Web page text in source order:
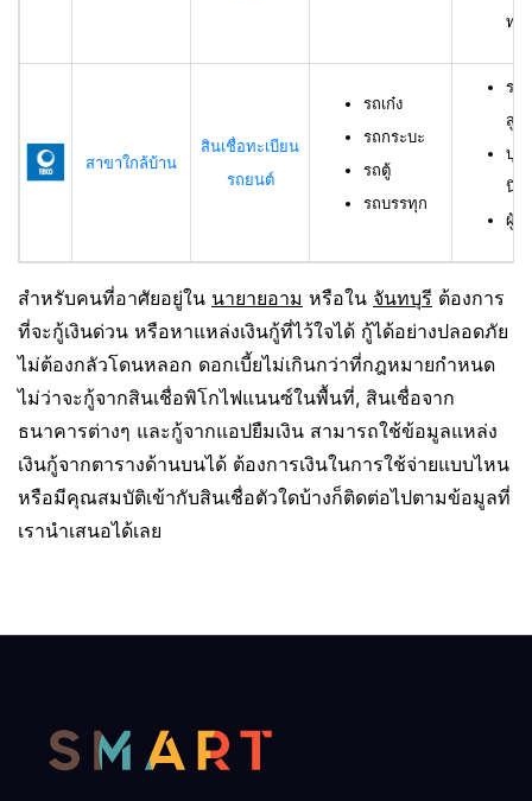
ทด
สาขาใกล้บ้าน
สินเชื่อทะเบียน
รถยนต์
รถเก๋ง
รถกระบะ
รถตู้
รถบรรทุก
รถ
สูง
บุค
นิติ
ผู้กู้
สำหรับคนที่อาศัยอยู่ใน นายายอาม หรือใน จันทบุรี ต้องการ
ที่จะกู้เงินด่วน หรือหาแหล่งเงินกู้ที่ไว้ใจได้ กู้ได้อย่างปลอดภัย
ไม่ต้องกลัวโดนหลอก ดอกเบี้ยไม่เกินกว่าที่กฎหมายกำหนด
ไม่ว่าจะกู้จากสินเชื่อพิโกไฟแนนซ์ในพื้นที่, สินเชื่อจาก
ธนาคารต่างๆ และกู้จากแอปยืมเงิน สามารถใช้ข้อมูลแหล่ง
เงินกู้จากตารางด้านบนได้ ต้องการเงินในการใช้จ่ายแบบไหน
หรือมีคุณสมบัติเข้ากับสินเชื่อตัวใดบ้างก็ติดต่อไปตามข้อมูลที่
เรานำเสนอได้เลย